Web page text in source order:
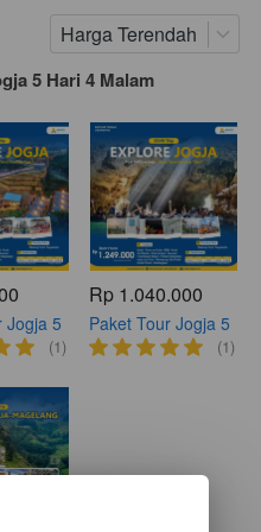
Harga Terendah
5 Hari 4 Malam
Jogja 5
Best(1)
Rp 1.040.000
Paket Tour Jogja 5
Hari 4 Malam Best(1)